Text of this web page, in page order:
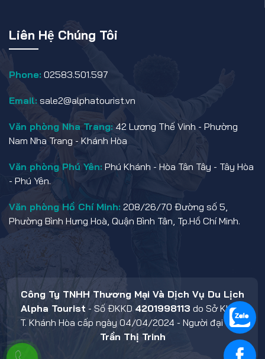
Liên Hệ Chúng Tôi
Phone: 02583.501.597
Email: sale2@alphatourist.vn
Văn phòng Nha Trang:42 Lương Thế Vinh - Phường
Nam Nha Trang - Khánh Hòa
Văn phòng Phú Yên: Phú Khánh - Hòa Tân Tây - Tây Hòa
- Phú Yên.
Văn phòng Hồ Chí Minh: 208/26/70 Đường số 5,
Phường Bình Hưng Hoà, Quận Bình Tân, Tp.Hồ Chí Minh.
Công Ty TNHH Thương Mại Và Dịch Vụ Du Lịch
Alpha Tourist - Số ĐKKD 4201998113 do Sở KHĐT
T. Khánh Hòa cấp ngày 04/04/2024 - Người đại diện:
Trần Thị Trinh